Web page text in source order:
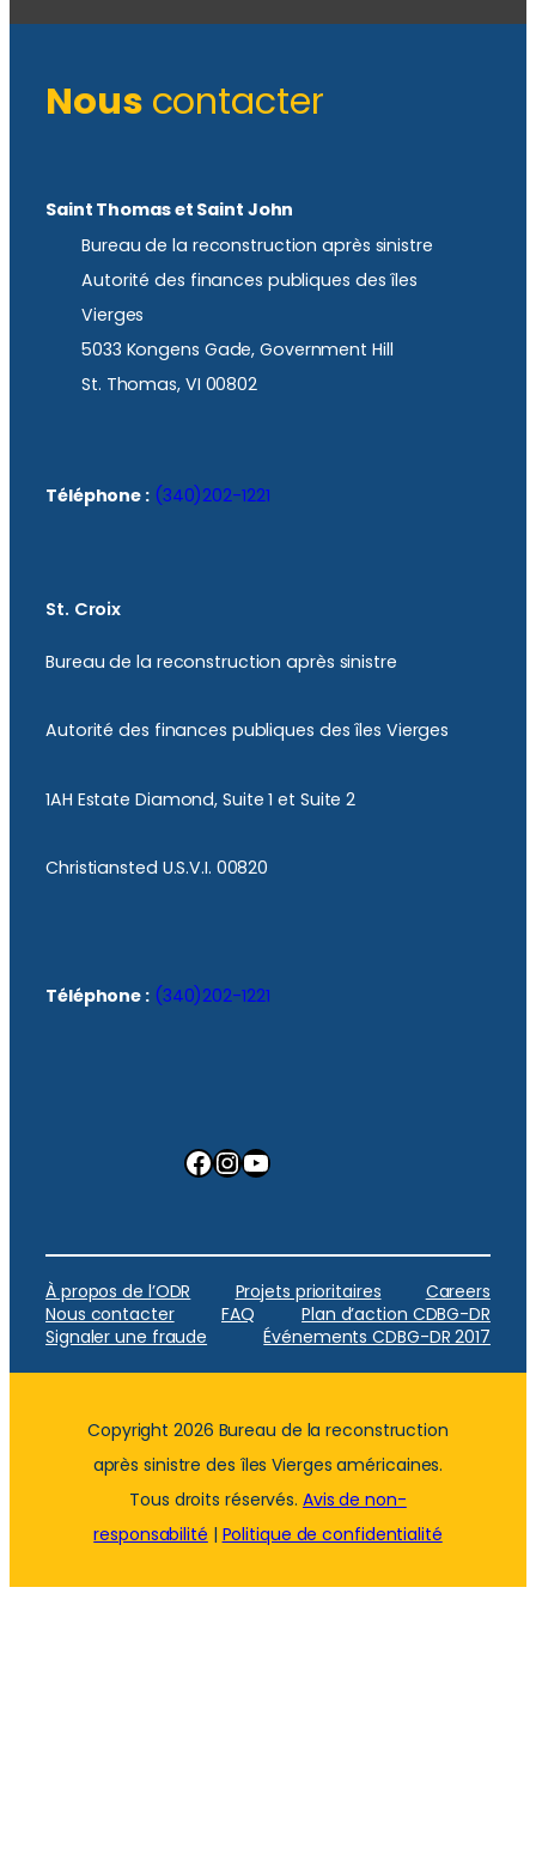
Nous contacter
Saint Thomas et Saint John
Bureau de la reconstruction après sinistre
Autorité des finances publiques des îles
Vierges
5033 Kongens Gade, Government Hill
St. Thomas, VI 00802
Téléphone : (340)202-1221
St. Croix
Bureau de la reconstruction après sinistre
Autorité des finances publiques des îles Vierges
1AH Estate Diamond, Suite 1 et Suite 2
Christiansted U.S.V.I. 00820
Téléphone : (340)202-1221
Facebook InstagramYouTube
À propos de l’ODR Projets prioritaires
Careers
Nous contacter
FAQ
Plan d’action CDBG-DR
Signaler une fraude
Événements CDBG-DR 2017
Copyright 2026 Bureau de la reconstruction
après sinistre des îles Vierges américaines.
Tous droits réservés. Avis de non-
responsabilité | Politique de confidentialité